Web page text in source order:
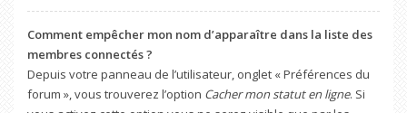
Comment empêcher mon nom d’apparaître dans la liste des
membres connectés ?
Depuis votre panneau de l’utilisateur, onglet « Préférences du
forum », vous trouverez l’option Cacher mon statut en ligne. Si